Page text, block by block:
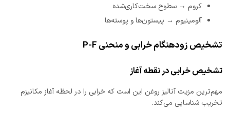
کروم → سطوح سخت‌کاری‌شده
آلومینیوم → پیستون‌ها و پوسته‌ها
تشخیص زودهنگام خرابی و منحنی P-F
تشخیص خرابی در نقطه آغاز
مهم‌ترین مزیت آنالیز روغن این است که خرابی را در لحظه آغاز مکانیزم
تخریب شناسایی می‌کند.